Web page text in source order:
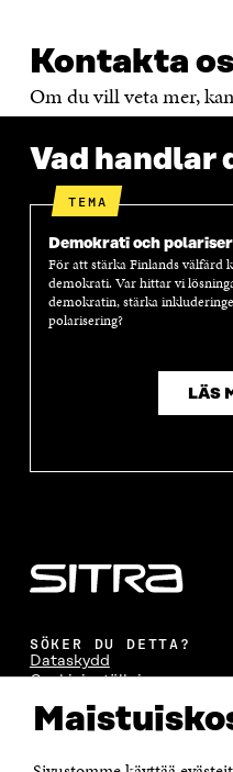
Kontakta
Om du vill veta mer,
Vad handlar
TEMA
Demokrati och
För att stärka Finlands välfärd
demokrati. Var hittar vi
demokratin, stärka
polarisering?
LÄS
SÖKER DU DETTA?
Dataskydd
Cookieinställningar
Rapporteringskanal
Tillgänglighetsutredning
Sitra's digitala